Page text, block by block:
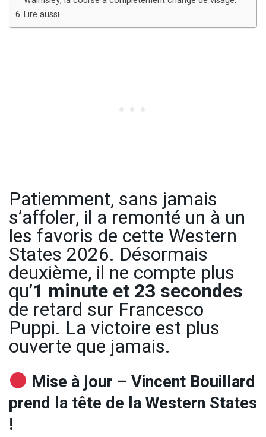
Lire aussi
Patiemment, sans jamais
s’affoler, il a remonté un à un
les favoris de cette Western
States 2026. Désormais
deuxième, il ne compte plus
qu’1 minute et 23 secondes
de retard sur Francesco
Puppi. La victoire est plus
ouverte que jamais.
Mise à jour – Vincent Bouillard
prend la tête de la Western States
!